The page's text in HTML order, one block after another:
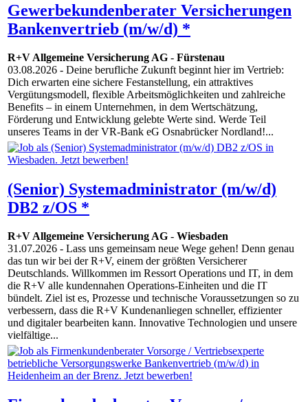
Gewerbekundenberater Versicherungen
Bankenvertrieb (m/w/d) *
R+V Allgemeine Versicherung AG - Fürstenau
03.08.2026 - Deine berufliche Zukunft beginnt hier im Vertrieb:
Dich erwarten eine sichere Festanstellung, ein attraktives
Vergütungsmodell, flexible Arbeitsmöglichkeiten und zahlreiche
Benefits – in einem Unternehmen, in dem Wertschätzung,
Förderung und Entwicklung gelebte Werte sind. Werde Teil
unseres Teams in der VR-Bank eG Osnabrücker Nordland!...
(Senior) Systemadministrator (m/w/d)
DB2 z/OS *
R+V Allgemeine Versicherung AG - Wiesbaden
31.07.2026 - Lass uns gemeinsam neue Wege gehen! Denn genau
das tun wir bei der R+V, einem der größten Versicherer
Deutschlands. Willkommen im Ressort Operations und IT, in dem
die R+V alle kundennahen Operations-Einheiten und die IT
bündelt. Ziel ist es, Prozesse und technische Voraussetzungen so zu
verbessern, dass die R+V Kundenanliegen schneller, effizienter
und digitaler bearbeiten kann. Innovative Techno­logien und unsere
vielfältige...